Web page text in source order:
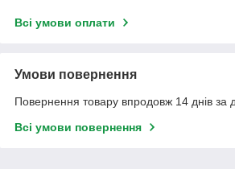
Всі умови оплати
Умови повернення
Повернення товару впродовж 14 днів за
Всі умови повернення